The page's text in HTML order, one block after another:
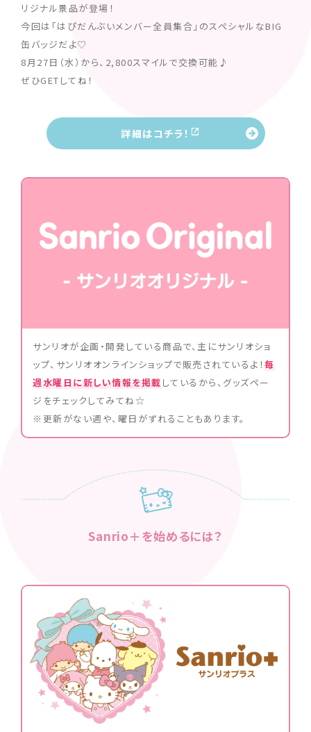
リジナル景品が登場！
今回は「はぴだんぶいメンバー全員集合」のスペシャルなBIG
缶バッジだよ♡
8月27日（水）から、2,800スマイルで交換可能♪
ぜひGETしてね！
詳細はコチラ！
サンリオが企画・開発している商品で、主にサンリオショ
ップ、サンリオオンラインショップで販売されているよ！毎
週水曜日に新しい情報を掲載 しているから、グッズペー
ジをチェックしてみてね☆
※更新がない週や、曜日がずれることもあります。
Sanrio＋を始めるには？